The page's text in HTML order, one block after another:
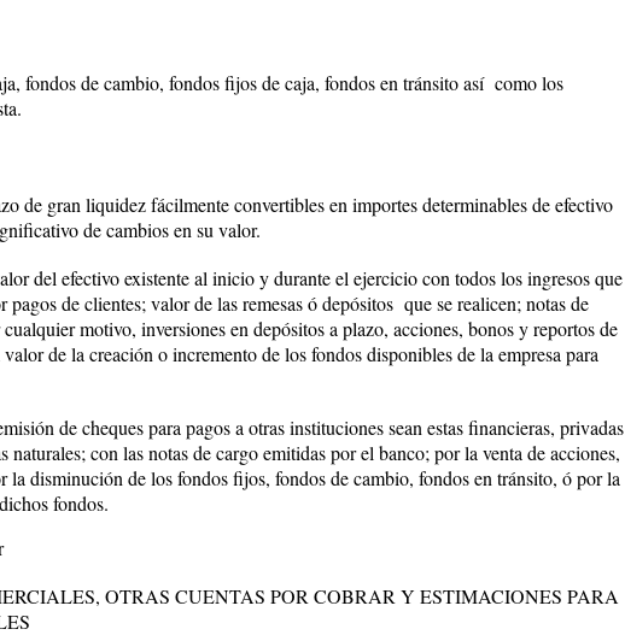
fondos de cambio, fondos fijos de caja, fondos en tránsito así como los
de gran liquidez fácilmente convertibles en importes determinables de efectivo
de cambios en su valor.
del efectivo existente al inicio y durante el ejercicio con todos los ingresos que
pagos de clientes; valor de las remesas ó depósitos que se realicen; notas de
motivo, inversiones en depósitos a plazo, acciones, bonos y reportos de
de la creación o incremento de los fondos disponibles de la empresa para
de cheques para pagos a otras instituciones sean estas financieras, privadas
naturales; con las notas de cargo emitidas por el banco; por la venta de acciones,
la disminución de los fondos fijos, fondos de cambio, fondos en tránsito, ó por la
dichos fondos.
OTRAS CUENTAS POR COBRAR Y ESTIMACIONES PARA